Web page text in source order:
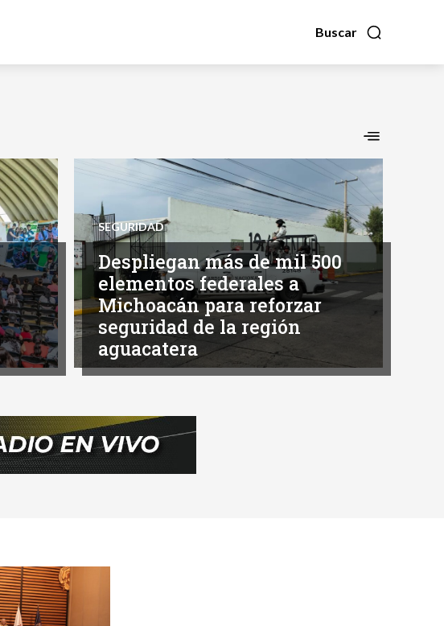
Buscar
SEGURIDAD
Despliegan más de mil 500
elementos federales a
Michoacán para reforzar
seguridad de la región
aguacatera